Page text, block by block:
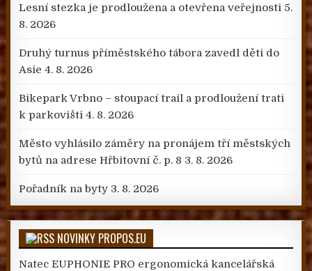
Lesní stezka je prodloužena a otevřena veřejnosti 5.
8. 2026
Druhý turnus příměstského tábora zavedl děti do
Asie 4. 8. 2026
Bikepark Vrbno – stoupací trail a prodloužení trati
k parkovišti 4. 8. 2026
Město vyhlásilo záměry na pronájem tří městských
bytů na adrese Hřbitovní č. p. 8 3. 8. 2026
Pořadník na byty 3. 8. 2026
NOVINKY PROPOS.EU
Natec EUPHONIE PRO ergonomická kancelářská